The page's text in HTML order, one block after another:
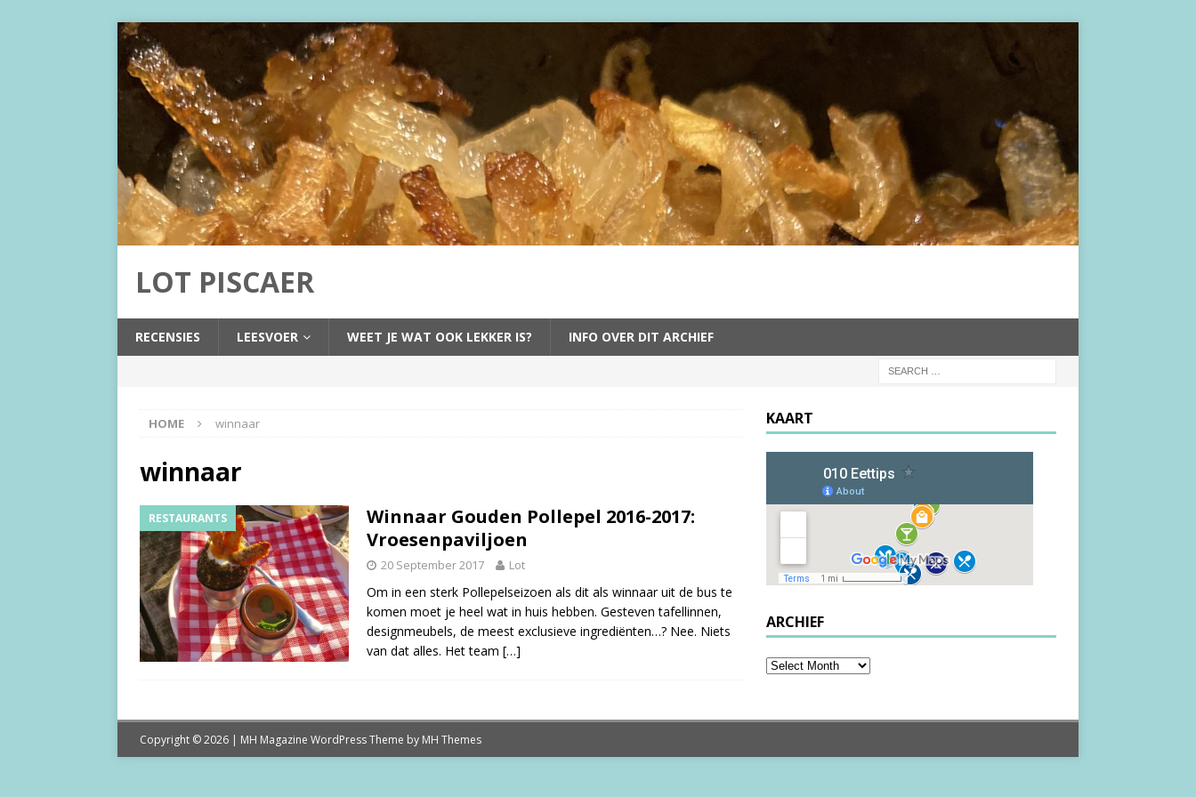
LOT PISCAER
RECENSIES LEESVOER WEET JE WAT OOK LEKKER IS? INFO OVER DIT ARCHIEF
HOME winnaar
winnaar
RESTAURANTS
Winnaar Gouden Pollepel 2016-2017:
Vroesenpaviljoen
20 September 2017 Lot
Om in een sterk Pollepelseizoen als dit als winnaar uit de bus te
komen moet je heel wat in huis hebben. Gesteven tafellinnen,
designmeubels, de meest exclusieve ingrediënten…? Nee. Niets
van dat alles. Het team […]
KAART
ARCHIEF
Copyright © 2026 | MH Magazine WordPress Theme by MH Themes